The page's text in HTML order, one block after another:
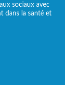
sociaux avec
dans la santé et